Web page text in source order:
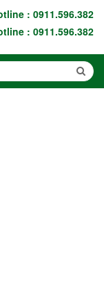
: 0911.596.382
: 0911.596.382